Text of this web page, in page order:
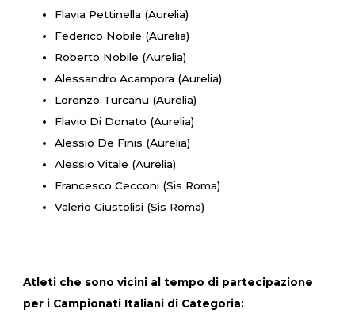
Flavia Pettinella (Aurelia)
Federico Nobile (Aurelia)
Roberto Nobile (Aurelia)
Alessandro Acampora (Aurelia)
Lorenzo Turcanu (Aurelia)
Flavio Di Donato (Aurelia)
Alessio De Finis (Aurelia)
Alessio Vitale (Aurelia)
Francesco Cecconi (Sis Roma)
Valerio Giustolisi (Sis Roma)
Atleti che sono vicini al tempo di partecipazione
per i Campionati Italiani di Categoria: